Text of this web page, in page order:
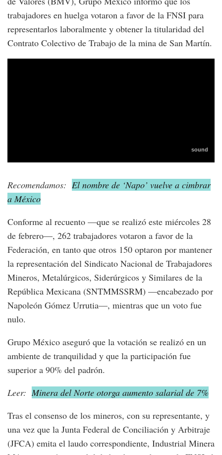
trabajadores en huelga votaron a favor de la FNSI para
representarlos laboralmente y obtener la titularidad del
Contrato Colectivo de Trabajo de la mina de San Martín.
Recomendamos: El nombre de ‘Napo’ vuelve a cimbrar
a México
Conforme al recuento —que se realizó este miércoles 28
de febrero—, 262 trabajadores votaron a favor de la
Federación, en tanto que otros 150 optaron por mantener
la representación del Sindicato Nacional de Trabajadores
Mineros, Metalúrgicos, Siderúrgicos y Similares de la
República Mexicana (SNTMMSSRM) —encabezado por
Napoleón Gómez Urrutia—, mientras que un voto fue
nulo.
Grupo México aseguró que la votación se realizó en un
ambiente de tranquilidad y que la participación fue
superior a 90% del padrón.
Leer: Minera del Norte otorga aumento salarial de 7%
Tras el consenso de los mineros, con su representante, y
una vez que la Junta Federal de Conciliación y Arbitraje
(JFCA) emita el laudo correspondiente, Industrial Minera